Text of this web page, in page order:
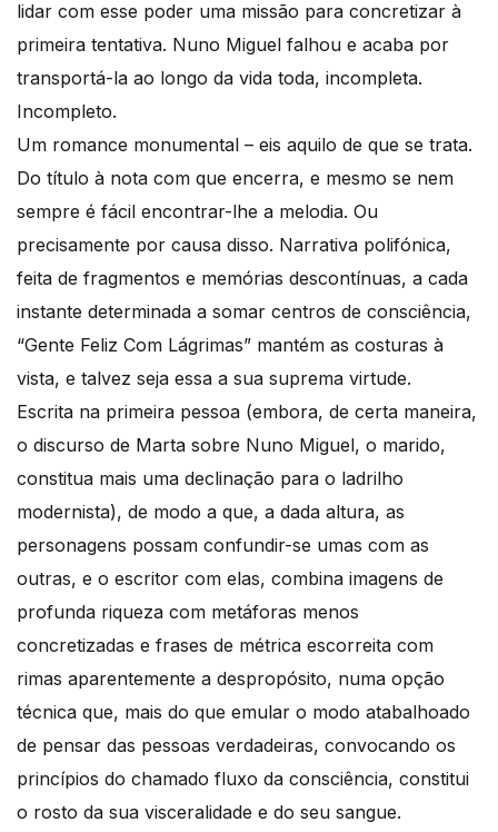
lidar com esse poder uma missão para concretizar à
primeira tentativa. Nuno Miguel falhou e acaba por
transportá-la ao longo da vida toda, incompleta.
Incompleto.
Um romance monumental – eis aquilo de que se trata.
Do título à nota com que encerra, e mesmo se nem
sempre é fácil encontrar-lhe a melodia. Ou
precisamente por causa disso. Narrativa polifónica,
feita de fragmentos e memórias descontínuas, a cada
instante determinada a somar centros de consciência,
“Gente Feliz Com Lágrimas” mantém as costuras à
vista, e talvez seja essa a sua suprema virtude.
Escrita na primeira pessoa (embora, de certa maneira,
o discurso de Marta sobre Nuno Miguel, o marido,
constitua mais uma declinação para o ladrilho
modernista), de modo a que, a dada altura, as
personagens possam confundir-se umas com as
outras, e o escritor com elas, combina imagens de
profunda riqueza com metáforas menos
concretizadas e frases de métrica escorreita com
rimas aparentemente a despropósito, numa opção
técnica que, mais do que emular o modo atabalhoado
de pensar das pessoas verdadeiras, convocando os
princípios do chamado fluxo da consciência, constitui
o rosto da sua visceralidade e do seu sangue.